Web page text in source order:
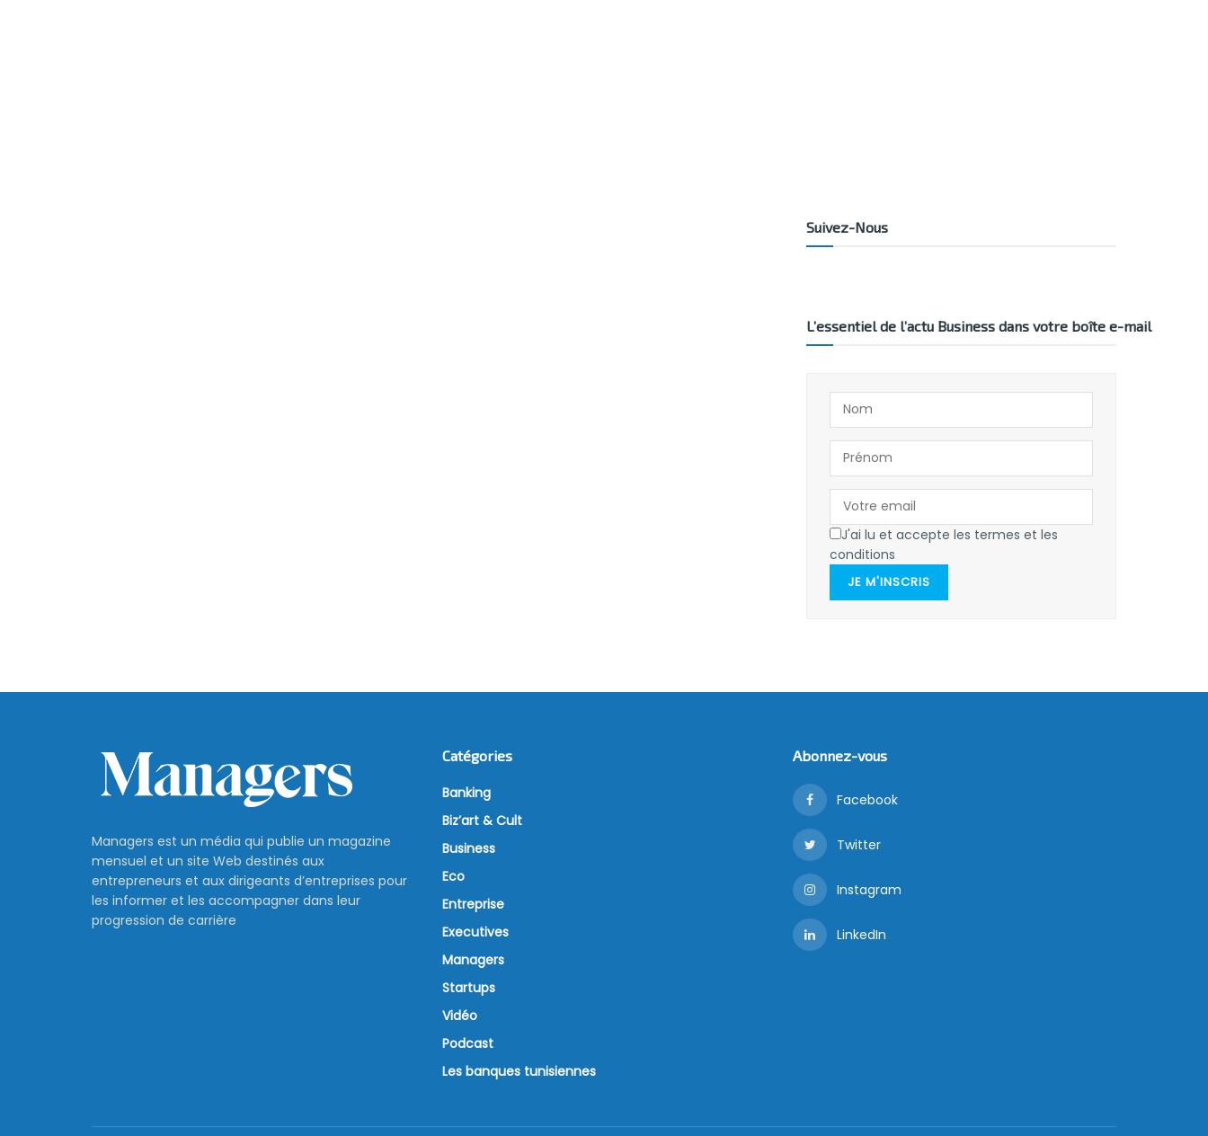
Suivez-Nous
L’essentiel de l’actu Business dans votre boîte e-mail
J'ai lu et accepte les termes et les
conditions
JE M'INSCRIS
Managers est un média qui publie un magazine
mensuel et un site Web destinés aux
entrepreneurs et aux dirigeants d’entreprises pour
les informer et les accompagner dans leur
progression de carrière
Catégories
Banking
Biz’art & Cult
Business
Eco
Entreprise
Executives
Managers
Startups
Vidéo
Podcast
Les banques tunisiennes
Abonnez-vous
Facebook
Twitter
Instagram
LinkedIn